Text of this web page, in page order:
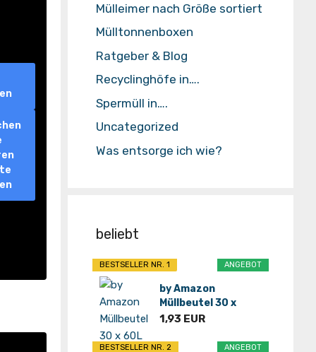
Mülleimer nach Größe sortiert
Mülltonnenboxen
Ratgeber & Blog
Recyclinghöfe in….
Spermüll in….
Uncategorized
Was entsorge ich wie?
beliebt
ANGEBOT
BESTSELLER NR. 1
by Amazon
Müllbeutel 30 x
60L*
1,93 EUR
ANGEBOT
BESTSELLER NR. 2